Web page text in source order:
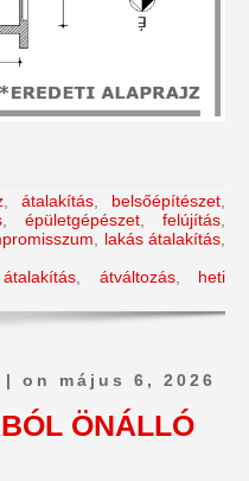
, átalakítás, belsőépítészet,
, épületgépészet, felújítás,
, lakás átalakítás,
átalakítás, átváltozás, heti
| on május 6, 2026
ÖNÁLLÓ